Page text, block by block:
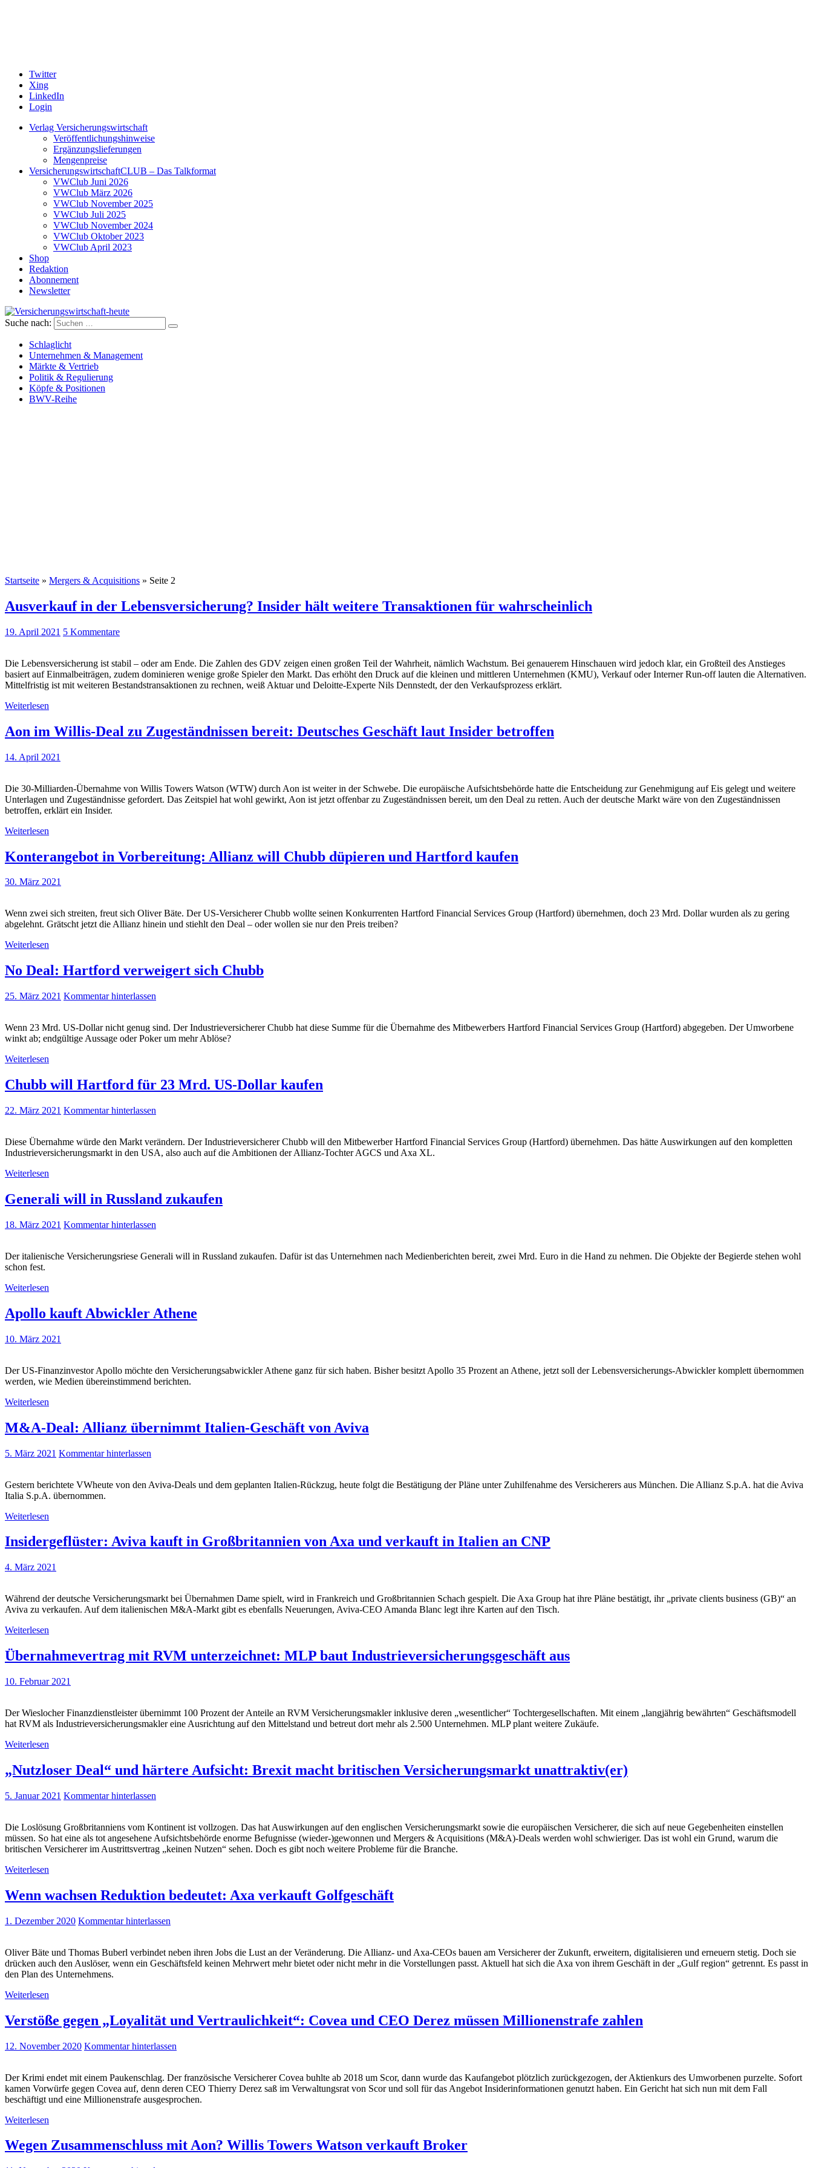
Twitter
Xing
LinkedIn
Login
Verlag Versicherungswirtschaft
Veröffentlichungshinweise
Ergänzungslieferungen
Mengenpreise
VersicherungswirtschaftCLUB – Das Talkformat
VWClub Juni 2026
VWClub März 2026
VWClub November 2025
VWClub Juli 2025
VWClub November 2024
VWClub Oktober 2023
VWClub April 2023
Shop
Redaktion
Abonnement
Newsletter
Versicherungswirtschaft-heute
Suche nach:
Schlaglicht
Unternehmen & Management
Märkte & Vertrieb
Politik & Regulierung
Köpfe & Positionen
BWV-Reihe
Startseite » Mergers & Acquisitions » Seite 2
Ausverkauf in der Lebensversicherung? Insider hält weitere Transaktionen für wahrscheinlich
19. April 2021 5 Kommentare
Die Lebensversicherung ist stabil – oder am Ende. Die Zahlen des GDV zeigen einen großen Teil der Wahrheit, nämlich Wachstum. Bei genauerem Hinschauen wird jedoch klar, ein Großteil des Anstieges
basiert auf Einmalbeiträgen, zudem dominieren wenige große Spieler den Markt. Das erhöht den Druck auf die kleinen und mittleren Unternehmen (KMU), Verkauf oder Interner Run-off lauten die Alternativen.
Mittelfristig ist mit weiteren Bestandstransaktionen zu rechnen, weiß Aktuar und Deloitte-Experte Nils Dennstedt, der den Verkaufsprozess erklärt.
Weiterlesen
Aon im Willis-Deal zu Zugeständnissen bereit: Deutsches Geschäft laut Insider betroffen
14. April 2021
Die 30-Milliarden-Übernahme von Willis Towers Watson (WTW) durch Aon ist weiter in der Schwebe. Die europäische Aufsichtsbehörde hatte die Entscheidung zur Genehmigung auf Eis gelegt und weitere
Unterlagen und Zugeständnisse gefordert. Das Zeitspiel hat wohl gewirkt, Aon ist jetzt offenbar zu Zugeständnissen bereit, um den Deal zu retten. Auch der deutsche Markt wäre von den Zugeständnissen
betroffen, erklärt ein Insider.
Weiterlesen
Konterangebot in Vorbereitung: Allianz will Chubb düpieren und Hartford kaufen
30. März 2021
Wenn zwei sich streiten, freut sich Oliver Bäte. Der US-Versicherer Chubb wollte seinen Konkurrenten Hartford Financial Services Group (Hartford) übernehmen, doch 23 Mrd. Dollar wurden als zu gering
abgelehnt. Grätscht jetzt die Allianz hinein und stiehlt den Deal – oder wollen sie nur den Preis treiben?
Weiterlesen
No Deal: Hartford verweigert sich Chubb
25. März 2021 Kommentar hinterlassen
Wenn 23 Mrd. US-Dollar nicht genug sind. Der Industrieversicherer Chubb hat diese Summe für die Übernahme des Mitbewerbers Hartford Financial Services Group (Hartford) abgegeben. Der Umworbene
winkt ab; endgültige Aussage oder Poker um mehr Ablöse?
Weiterlesen
Chubb will Hartford für 23 Mrd. US-Dollar kaufen
22. März 2021 Kommentar hinterlassen
Diese Übernahme würde den Markt verändern. Der Industrieversicherer Chubb will den Mitbewerber Hartford Financial Services Group (Hartford) übernehmen. Das hätte Auswirkungen auf den kompletten
Industrieversicherungsmarkt in den USA, also auch auf die Ambitionen der Allianz-Tochter AGCS und Axa XL.
Weiterlesen
Generali will in Russland zukaufen
18. März 2021 Kommentar hinterlassen
Der italienische Versicherungsriese Generali will in Russland zukaufen. Dafür ist das Unternehmen nach Medienberichten bereit, zwei Mrd. Euro in die Hand zu nehmen. Die Objekte der Begierde stehen wohl
schon fest.
Weiterlesen
Apollo kauft Abwickler Athene
10. März 2021
Der US-Finanzinvestor Apollo möchte den Versicherungsabwickler Athene ganz für sich haben. Bisher besitzt Apollo 35 Prozent an Athene, jetzt soll der Lebensversicherungs-Abwickler komplett übernommen
werden, wie Medien übereinstimmend berichten.
Weiterlesen
M&A-Deal: Allianz übernimmt Italien-Geschäft von Aviva
5. März 2021 Kommentar hinterlassen
Gestern berichtete VWheute von den Aviva-Deals und dem geplanten Italien-Rückzug, heute folgt die Bestätigung der Pläne unter Zuhilfenahme des Versicherers aus München. Die Allianz S.p.A. hat die Aviva
Italia S.p.A. übernommen.
Weiterlesen
Insidergeflüster: Aviva kauft in Großbritannien von Axa und verkauft in Italien an CNP
4. März 2021
Während der deutsche Versicherungsmarkt bei Übernahmen Dame spielt, wird in Frankreich und Großbritannien Schach gespielt. Die Axa Group hat ihre Pläne bestätigt, ihr „private clients business (GB)“ an
Aviva zu verkaufen. Auf dem italienischen M&A-Markt gibt es ebenfalls Neuerungen, Aviva-CEO Amanda Blanc legt ihre Karten auf den Tisch.
Weiterlesen
Übernahmevertrag mit RVM unterzeichnet: MLP baut Industrieversicherungsgeschäft aus
10. Februar 2021
Der Wieslocher Finanzdienstleister übernimmt 100 Prozent der Anteile an RVM Versicherungsmakler inklusive deren „wesentlicher“ Tochtergesellschaften. Mit einem „langjährig bewährten“ Geschäftsmodell
hat RVM als Industrieversicherungsmakler eine Ausrichtung auf den Mittelstand und betreut dort mehr als 2.500 Unternehmen. MLP plant weitere Zukäufe.
Weiterlesen
„Nutzloser Deal“ und härtere Aufsicht: Brexit macht britischen Versicherungsmarkt unattraktiv(er)
5. Januar 2021 Kommentar hinterlassen
Die Loslösung Großbritanniens vom Kontinent ist vollzogen. Das hat Auswirkungen auf den englischen Versicherungsmarkt sowie die europäischen Versicherer, die sich auf neue Gegebenheiten einstellen
müssen. So hat eine als tot angesehene Aufsichtsbehörde enorme Befugnisse (wieder-)gewonnen und Mergers & Acquisitions (M&A)-Deals werden wohl schwieriger. Das ist wohl ein Grund, warum die
britischen Versicherer im Austrittsvertrag „keinen Nutzen“ sehen. Doch es gibt noch weitere Probleme für die Branche.
Weiterlesen
Wenn wachsen Reduktion bedeutet: Axa verkauft Golfgeschäft
1. Dezember 2020 Kommentar hinterlassen
Oliver Bäte und Thomas Buberl verbindet neben ihren Jobs die Lust an der Veränderung. Die Allianz- und Axa-CEOs bauen am Versicherer der Zukunft, erweitern, digitalisieren und erneuern stetig. Doch sie
drücken auch den Auslöser, wenn ein Geschäftsfeld keinen Mehrwert mehr bietet oder nicht mehr in die Vorstellungen passt. Aktuell hat sich die Axa von ihrem Geschäft in der „Gulf region“ getrennt. Es passt in
den Plan des Unternehmens.
Weiterlesen
Verstöße gegen „Loyalität und Vertraulichkeit“: Covea und CEO Derez müssen Millionenstrafe zahlen
12. November 2020 Kommentar hinterlassen
Der Krimi endet mit einem Paukenschlag. Der französische Versicherer Covea buhlte ab 2018 um Scor, dann wurde das Kaufangebot plötzlich zurückgezogen, der Aktienkurs des Umworbenen purzelte. Sofort
kamen Vorwürfe gegen Covea auf, denn deren CEO Thierry Derez saß im Verwaltungsrat von Scor und soll für das Angebot Insiderinformationen genutzt haben. Ein Gericht hat sich nun mit dem Fall
beschäftigt und eine Millionenstrafe ausgesprochen.
Weiterlesen
Wegen Zusammenschluss mit Aon? Willis Towers Watson verkauft Broker